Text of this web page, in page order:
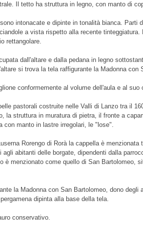
Il tetto ha struttura in legno, con manto di
intonacate e dipinte in tonalità bianca. Parti
a vista rispetto alla recente tinteggiatura.
rettangolare.
dall'altare e dalla pedana in legno
si trova la tela raffigurante la Madonna con
conformemente al volume dell'aula e al suo
pastorali costruite nelle Valli di Lanzo tra il
la struttura in muratura di pietra, il fronte a
con manto in lastre irregolari, le "lose".
Rorengo di Rorà la cappella è menzionata
abitanti delle borgate, dipendenti dalla
è menzionato come quello di San Bartolomeo,
la Madonna con San Bartolomeo, dono degli
dipinta alla base della tela.
conservativo.